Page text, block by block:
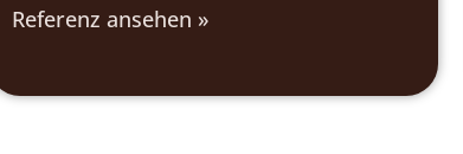
Referenz ansehen »